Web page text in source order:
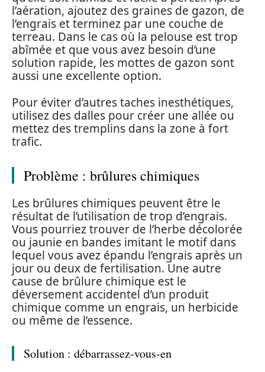
l’aération, ajoutez des graines de gazon, de
l’engrais et terminez par une couche de
terreau. Dans le cas où la pelouse est trop
abîmée et que vous avez besoin d’une
solution rapide, les mottes de gazon sont
aussi une excellente option.
Pour éviter d’autres taches inesthétiques,
utilisez des dalles pour créer une allée ou
mettez des tremplins dans la zone à fort
trafic.
Problème : brûlures chimiques
Les brûlures chimiques peuvent être le
résultat de l’utilisation de trop d’engrais.
Vous pourriez trouver de l’herbe décolorée
ou jaunie en bandes imitant le motif dans
lequel vous avez épandu l’engrais après un
jour ou deux de fertilisation. Une autre
cause de brûlure chimique est le
déversement accidentel d’un produit
chimique comme un engrais, un herbicide
ou même de l’essence.
Solution : débarrassez-vous-en